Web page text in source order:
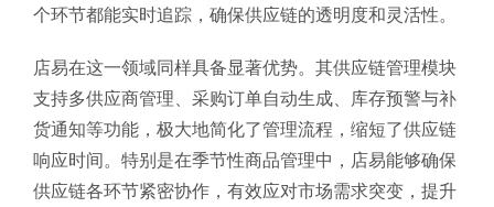
个环节都能实时追踪，确保供应链的透明度和灵活性。
店易在这一领域同样具备显著优势。其供应链管理模块
支持多供应商管理、采购订单自动生成、库存预警与补
货通知等功能，极大地简化了管理流程，缩短了供应链
响应时间。特别是在季节性商品管理中，店易能够确保
供应链各环节紧密协作，有效应对市场需求突变，提升